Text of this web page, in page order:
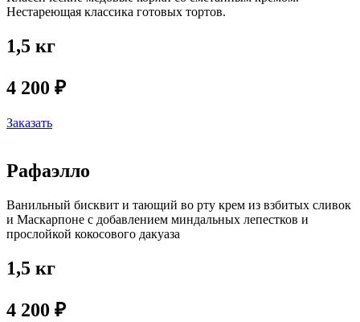
Нестареющая классика готовых тортов.
1,5 кг
4 200 ₽
Заказать
Рафаэлло
Ванильный бисквит и тающий во рту крем из взбитых сливок
и Маскарпоне с добавлением миндальных лепестков и
прослойкой кокосового дакуаза
1,5 кг
4 200 ₽